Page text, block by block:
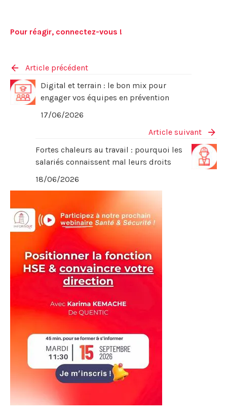
Pour réagir, connectez-vous !
Article précédent
Digital et terrain : le bon mix pour
engager vos équipes en prévention
17/06/2026
Article suivant
Fortes chaleurs au travail : pourquoi les
salariés connaissent mal leurs droits
18/06/2026